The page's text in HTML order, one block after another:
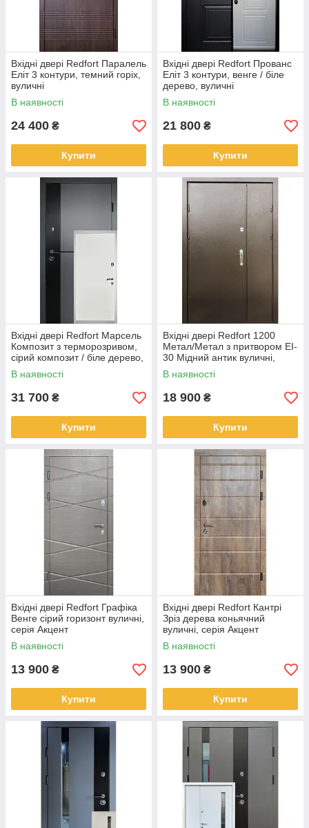
Вхідні двері Redfort Паралель
Еліт 3 контури, темний горіх,
вуличні
В наявності
24 400 ₴
Купити
Вхідні двері Redfort Прованс
Еліт 3 контури, венге / біле
дерево, вуличні
В наявності
21 800 ₴
Купити
Вхідні двері Redfort Марсель
Композит з терморозривом,
сірий композит / біле дерево,
вуличні
В наявності
31 700 ₴
Купити
Вхідні двері Redfort 1200
Метал/Метал з притвором EI-
30 Мідний антик вуличні,
серія Стандарт+
В наявності
18 900 ₴
Купити
Вхідні двері Redfort Графіка
Венге сірий горизонт вуличні,
серія Акцент
В наявності
13 900 ₴
Купити
Вхідні двері Redfort Кантрі
Зріз дерева коньячний
вуличні, серія Акцент
В наявності
13 900 ₴
Купити